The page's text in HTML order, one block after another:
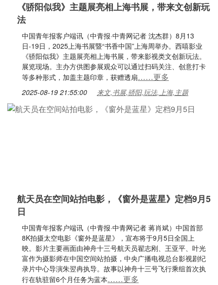
《骄阳似我》主题展亮相上海书展，带来文创新玩
法
中国青年报客户端讯（中青报·中青网记者 沈杰群）8月13
日-19日，2025上海书展暨“书香中国”上海周举办。西嘻影业
《骄阳似我》主题展亮相上海书展，带来影视类文创新玩法。
展览现场。主办方供图参展观众可以通过扫码关注、创意打卡
等多种形式，加盖主题印章，获赠透扇……更多
2025-08-19 21:55:00 来文,书展,骄阳,玩法,上海,主题
航天员在空间站拍电影，《窗外是蓝星》定档9月5
日
中国青年报客户端讯（中青报·中青网记者 蒋肖斌）中国首部
8K拍摄太空电影《窗外是蓝星》，宣布将于9月5日全国上
映。影片主要画面由神舟十三号航天员翟志刚、王亚平、叶光
富作为摄影师在中国空间站拍摄，中央广播电视总台影视剧纪
录片中心导演朱翌冉执导。故事以神舟十三号飞行乘组首次执
行在轨驻留6个月任务为蓝本……更多